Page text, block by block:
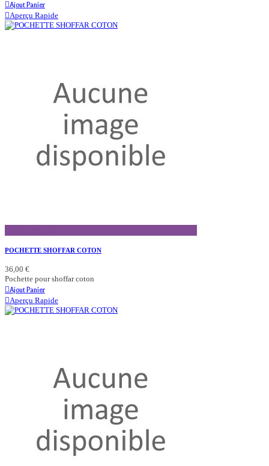
Ajout Panier
Aperçu Rapide
POCHETTE SHOFFAR COTON
36,00 €
Pochette pour shoffar coton
Ajout Panier
Aperçu Rapide